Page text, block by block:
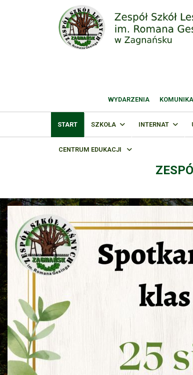
WYDARZENIA
START SZKOŁA INTERNAT
CENTRUM EDUKACJI